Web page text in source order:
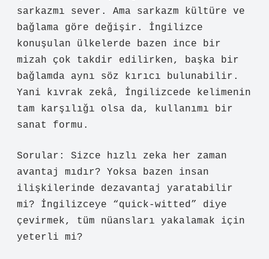
sarkazmı sever. Ama sarkazm kültüre ve
bağlama göre değişir. İngilizce
konuşulan ülkelerde bazen ince bir
mizah çok takdir edilirken, başka bir
bağlamda aynı söz kırıcı bulunabilir.
Yani kıvrak zekâ, İngilizcede kelimenin
tam karşılığı olsa da, kullanımı bir
sanat formu.
Sorular: Sizce hızlı zeka her zaman
avantaj mıdır? Yoksa bazen insan
ilişkilerinde dezavantaj yaratabilir
mi? İngilizceye “quick-witted” diye
çevirmek, tüm nüansları yakalamak için
yeterli mi?